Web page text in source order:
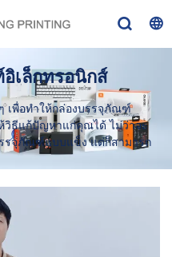
เล็กทรอนิกส์
เพื่อทำให้กล่องบรรจุภัณฑ์
วิธีแก้ปัญหาแก่คุณได้ ไม่ว่าจะ
รจุภัณฑ์แบบแข็ง แต่ก็สามารถ